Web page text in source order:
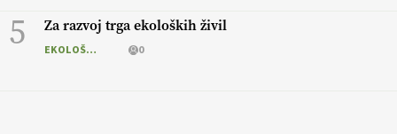
5 Za razvoj trga ekoloških živil
EKOLOŠKO LOGIČNO 0